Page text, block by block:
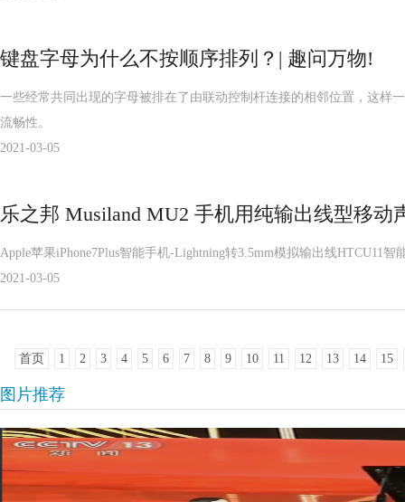
键盘字母为什么不按顺序排列？| 趣问万物!
一些经常共同出现的字母被排在了由联动控制杆连接的相邻位置，这样
流畅性。
2021-03-05
乐之邦 Musiland MU2 手机用纯输出线型移动
Apple苹果iPhone7Plus智能手机-Lightning转3.5mm模拟输出线HTCU11
2021-03-05
首页 1 2 3 4 5 6 7 8 9 10 11 12 13 14 15
图片推荐